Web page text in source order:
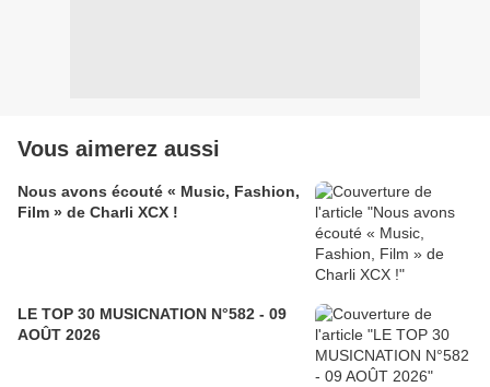
Vous aimerez aussi
Nous avons écouté « Music, Fashion,
Film » de Charli XCX !
LE TOP 30 MUSICNATION N°582 - 09
AOÛT 2026